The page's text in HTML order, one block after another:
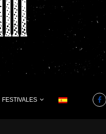
FESTIVALES